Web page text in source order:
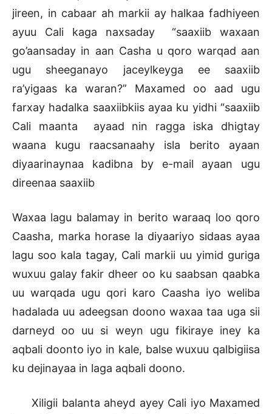
jireen, in cabaar ah markii ay halkaa fadhiyeen
ayuu Cali kaga naxsaday “saaxiib waxaan
go’aansaday in aan Casha u qoro warqad aan
ugu sheeganayo jaceylkeyga ee saaxiib
ra’yigaas ka waran?” Maxamed oo aad ugu
farxay hadalka saaxiibkiis ayaa ku yidhi “saaxiib
Cali maanta ayaad nin ragga iska dhigtay
waana kugu raacsanaahy isla berito ayaan
diyaarinaynaa kadibna by e-mail ayaan ugu
direenaa saaxiib
Waxaa lagu balamay in berito waraaq loo qoro
Caasha, marka horase la diyaariyo sidaas ayaa
lagu soo kala tagay, Cali markii uu yimid guriga
wuxuu galay fakir dheer oo ku saabsan qaabka
uu warqada ugu qori karo Caasha iyo weliba
hadalada uu adeegsan doono waxaa taa uga sii
darneyd oo uu si weyn ugu fikiraye iney ka
aqbali doonto iyo in kale, balse wuxuu qalbigiisa
ku dejinayaa in laga aqbali doono.
Xiligii balanta aheyd ayey Cali iyo Maxamed